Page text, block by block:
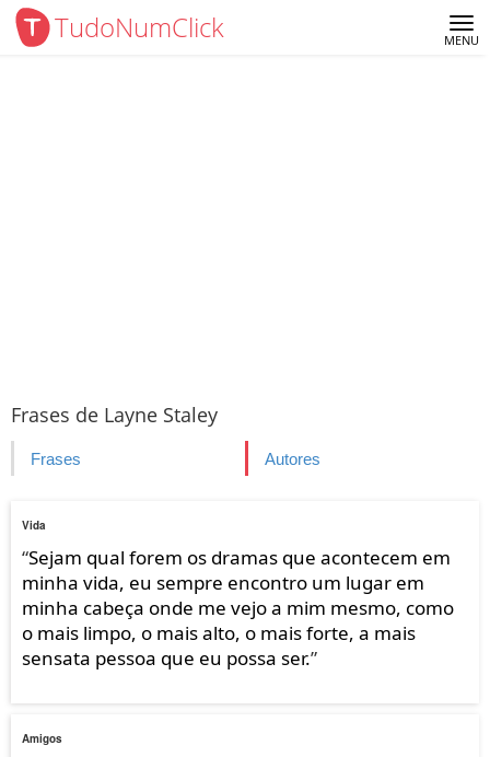
TudoNumClick MENU
Frases de Layne Staley
Frases Autores
Vida
“Sejam qual forem os dramas que acontecem em
minha vida, eu sempre encontro um lugar em
minha cabeça onde me vejo a mim mesmo, como
o mais limpo, o mais alto, o mais forte, a mais
sensata pessoa que eu possa ser.”
Amigos